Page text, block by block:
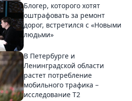
Блогер, которого хотят
оштрафовать за ремонт
дорог, встретился с «Новыми
людьми»
В Петербурге и
Ленинградской области
растет потребление
мобильного трафика –
исследование T2